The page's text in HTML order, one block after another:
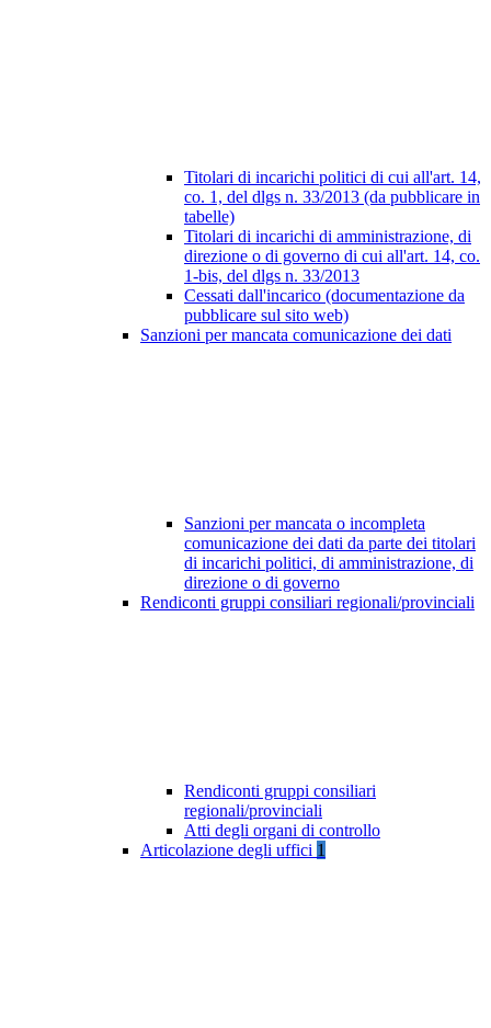
Titolari di incarichi politici di cui all'art. 14,
co. 1, del dlgs n. 33/2013 (da pubblicare in
tabelle)
Titolari di incarichi di amministrazione, di
direzione o di governo di cui all'art. 14, co.
1-bis, del dlgs n. 33/2013
Cessati dall'incarico (documentazione da
pubblicare sul sito web)
Sanzioni per mancata comunicazione dei dati
Sanzioni per mancata o incompleta
comunicazione dei dati da parte dei titolari
di incarichi politici, di amministrazione, di
direzione o di governo
Rendiconti gruppi consiliari regionali/provinciali
Rendiconti gruppi consiliari
regionali/provinciali
Atti degli organi di controllo
Articolazione degli uffici 1